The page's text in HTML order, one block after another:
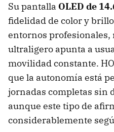
Su pantalla OLED de
fidelidad de color y
entornos
ultraligero apunta a
movilidad constante.
que la autonomía está
jornadas completas sin
aunque este tipo de
considerablemente